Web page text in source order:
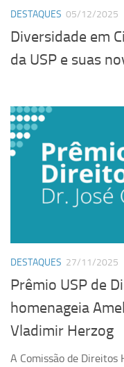
DESTAQUES 05/12/2025
Diversidade em
da USP e suas
DESTAQUES 27/11/2025
Prêmio USP de
homenageia
Vladimir Herzog
A Comissão de Direitos